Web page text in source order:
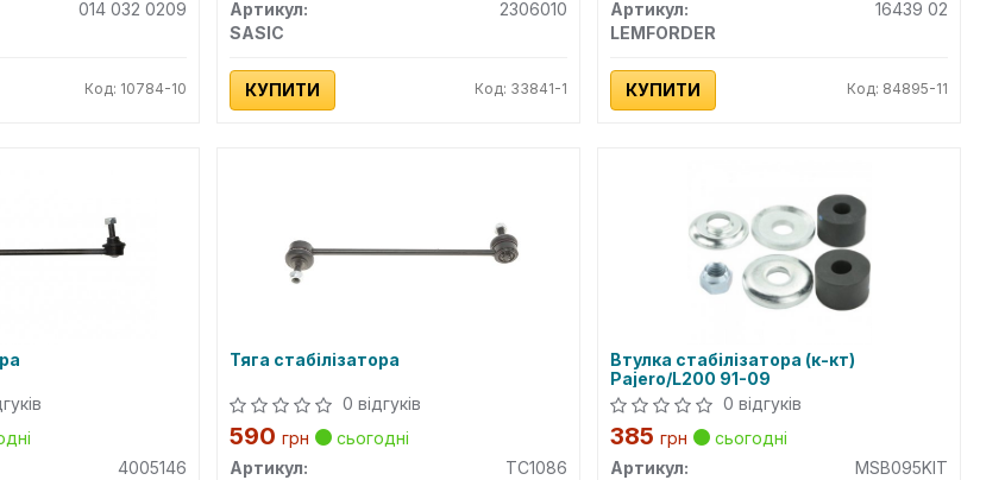
014 032 0209
Код: 10784-10
Артикул:
2306010
SASIC
КУПИТИ Код: 33841-1
Артикул:
16439 02
LEMFORDER
КУПИТИ Код: 84895-11
4005146
Тяга стабілізатора
0 відгуків
590грн
сьогодні
Артикул:
TC1086
Втулка стабілізатора (к-кт)
Pajero/L200 91-09
0 відгуків
385грн
сьогодні
Артикул:
MSB095KIT